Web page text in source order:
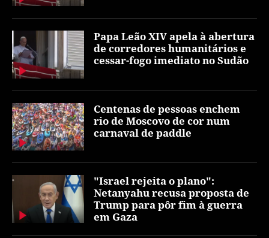
Papa Leão XIV apela à abertura
de corredores humanitários e
cessar-fogo imediato no Sudão
Centenas de pessoas enchem
rio de Moscovo de cor num
carnaval de paddle
"Israel rejeita o plano":
Netanyahu recusa proposta de
Trump para pôr fim à guerra
em Gaza